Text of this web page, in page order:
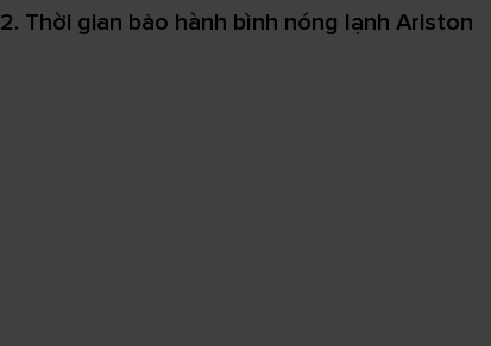
2. Thời gian bảo hành bình nóng lạnh Ariston